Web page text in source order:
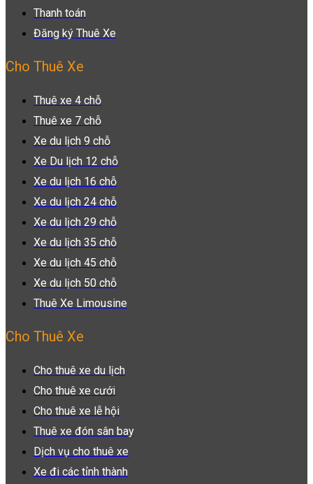
Thanh toán
Đăng ký Thuê Xe
Cho Thuê Xe
Thuê xe 4 chỗ
Thuê xe 7 chỗ
Xe du lịch 9 chỗ
Xe Du lịch 12 chỗ
Xe du lịch 16 chỗ
Xe du lịch 24 chỗ
Xe du lịch 29 chỗ
Xe du lịch 35 chỗ
Xe du lịch 45 chỗ
Xe du lịch 50 chỗ
Thuê Xe Limousine
Cho Thuê Xe
Cho thuê xe du lịch
Cho thuê xe cưới
Cho thuê xe lễ hội
Thuê xe đón sân bay
Dịch vụ cho thuê xe
Xe đi các tỉnh thành